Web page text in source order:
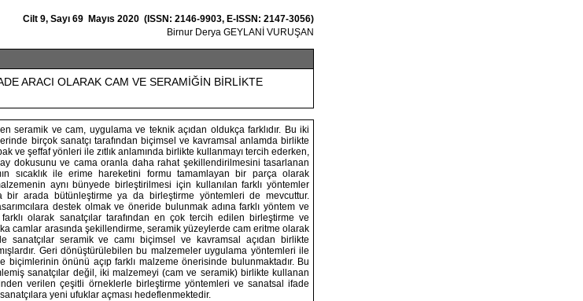
Cilt 9, Sayı 69 Mayıs 2020 (ISSN: 2146-9903, E-ISSN: 2147-3056)
Birnur Derya GEYLANİ VURUŞAN
ARACI OLARAK CAM VE SERAMİĞİN BİRLİKTE
seramik ve cam, uygulama ve teknik açıdan oldukça farklıdır. Bu iki
birçok sanatçı tarafından biçimsel ve kavramsal anlamda birlikte
ve şeffaf yönleri ile zıtlık anlamında birlikte kullanmayı tercih ederken,
dokusunu ve cama oranla daha rahat şekillendirilmesini tasarlanan
sıcaklık ile erime hareketini formu tamamlayan bir parça olarak
aynı bünyede birleştirilmesi için kullanılan farklı yöntemler
bir arada bütünleştirme ya da birleştirme yöntemleri de mevcuttur.
destek olmak ve öneride bulunmak adına farklı yöntem ve
olarak sanatçılar tarafından en çok tercih edilen birleştirme ve
camlar arasında şekillendirme, seramik yüzeylerde cam eritme olarak
sanatçılar seramik ve camı biçimsel ve kavramsal açıdan birlikte
Geri dönüştürülebilen bu malzemeler uygulama yöntemleri ile
biçimlerinin önünü açıp farklı malzeme önerisinde bulunmaktadır. Bu
sanatçılar değil, iki malzemeyi (cam ve seramik) birlikte kullanan
verilen çeşitli örneklerle birleştirme yöntemleri ve sanatsal ifade
yeni ufuklar açması hedeflenmektedir.